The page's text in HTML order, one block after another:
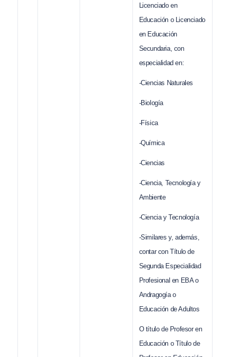
Licenciado en
Educación o Licenciado
en Educación
Secundaria, con
especialidad en:
-Ciencias Naturales
-Biología
-Física
-Química
-Ciencias
-Ciencia, Tecnología y
Ambiente
-Ciencia y Tecnología
-Similares y, además,
contar con Título de
Segunda Especialidad
Profesional en EBA o
Andragogía o
Educación de Adultos
O título de Profesor en
Educación o Título de